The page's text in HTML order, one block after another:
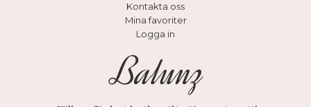
Kontakta oss
Mina favoriter
Logga in